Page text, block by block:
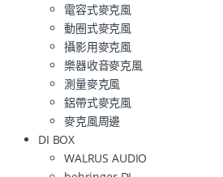
電容式麥克風
動圈式麥克風
攝影用麥克風
樂器收音麥克風
測量麥克風
鋁帶式麥克風
麥克風周邊
DI BOX
WALRUS AUDIO